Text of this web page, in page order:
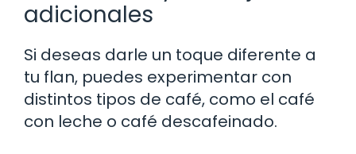
adicionales
Si deseas darle un toque diferente a
tu flan, puedes experimentar con
distintos tipos de café, como el café
con leche o café descafeinado.